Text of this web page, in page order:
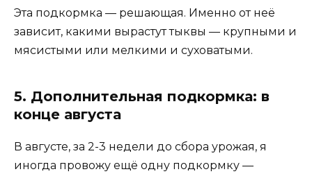
Эта подкормка — решающая. Именно от неё
зависит, какими вырастут тыквы — крупными и
мясистыми или мелкими и суховатыми.
5. Дополнительная подкормка: в
конце августа
В августе, за 2-3 недели до сбора урожая, я
иногда провожу ещё одну подкормку —